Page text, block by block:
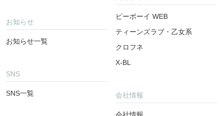
お知らせ
お知らせ一覧
SNS
SNS一覧
ビーボーイ WEB
ティーンズラブ・乙女系
クロフネ
X-BL
会社情報